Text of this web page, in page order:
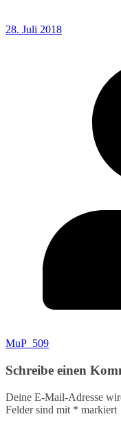
28. Juli 2018
MuP_509
Schreibe einen
Deine E-Mail-Adresse
Felder sind mit * markiert